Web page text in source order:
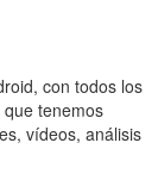
con todos los
tenemos
vídeos, análisis